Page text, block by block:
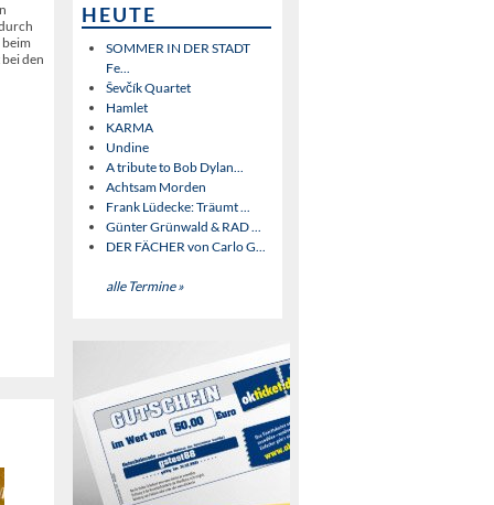
den
HEUTE
SOMMER IN DER STADT
Fe...
Ševčík Quartet
Hamlet
KARMA
Undine
A tribute to Bob Dylan...
Achtsam Morden
Frank Lüdecke: Träumt ...
Günter Grünwald & RAD ...
DER FÄCHER von Carlo G...
alle Termine »